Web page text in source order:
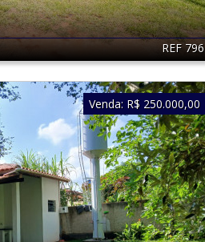
REF 796
Venda: R$ 250.000,00